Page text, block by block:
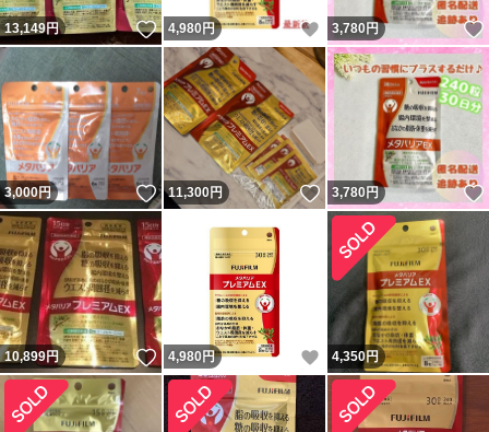
13,149円 いいね！
4,980 円 いいね！
3,780円
3,000円 いいね！
11,300円 いいね！
3,780円
10,899円 いいね！
4,980 円 いいね！
4,350円